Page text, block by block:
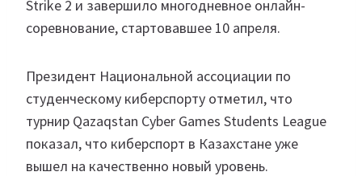
Strike 2 и завершило многодневное онлайн-
соревнование, стартовавшее 10 апреля.
Президент Национальной ассоциации по
студенческому киберспорту отметил, что
турнир Qazaqstan Cyber Games Students League
показал, что киберспорт в Казахстане уже
вышел на качественно новый уровень.